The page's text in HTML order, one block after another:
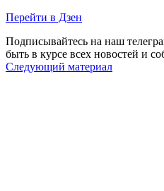
Перейти в Дзен
Подписывайтесь на наш
быть в курсе всех новостей и
Следующий материал